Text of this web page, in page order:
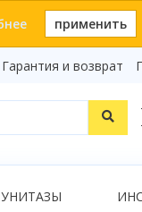
применить
Гарантия и возврат
УНИТАЗЫ